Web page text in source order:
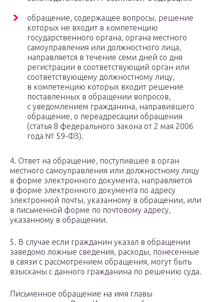
обращение, содержащее вопросы, решение
которых не входит в компетенцию
государственного органа, органа местного
самоуправления или должностного лица,
направляется в течение семи дней со дня
регистрации в соответствующий орган или
соответствующему должностному лицу,
в компетенцию которых входит решение
поставленных в обращении вопросов,
с уведомлением гражданина, направившего
обращение, о переадресации обращения
(статья 8 федерального закона от 2 мая 2006
года № 59-ФЗ).
4. Ответ на обращение, поступившее в орган
местного самоуправления или должностному лицу
в форме электронного документа, направляется
в форме электронного документа по адресу
электронной почты, указанному в обращении, или
в письменной форме по почтовому адресу,
указанному в обращении.
5. В случае если гражданин указал в обращении
заведомо ложные сведения, расходы, понесенные
в связи с рассмотрением обращения, могут быть
взысканы с данного гражданина по решению суда.
Письменное обращение на имя главы